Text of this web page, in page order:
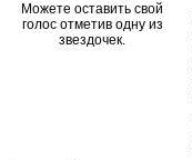
Можете оставить свой
голос отметив одну из
звездочек.